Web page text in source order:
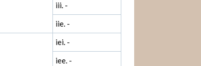
iii. -
iie. -
iei. -
iee. -